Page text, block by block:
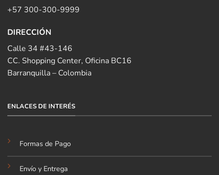
+57 300-300-9999
DIRECCIÓN
Calle 34 #43-146
CC. Shopping Center, Oficina BC16
Barranquilla – Colombia
ENLACES DE INTERÉS
Formas de Pago
Envío y Entrega